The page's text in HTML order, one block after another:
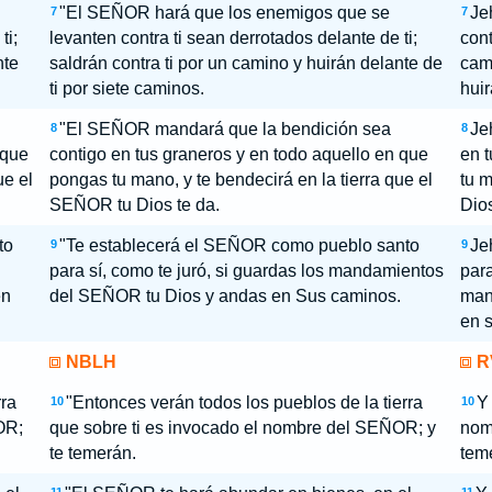
7 "El SEÑOR hará que los enemigos que se
levanten contra ti sean derrotados delante de ti;
saldrán contra ti por un camino y huirán delante de
ti por siete caminos.
7
el
8 "El SEÑOR mandará que la bendición sea
contigo en tus graneros y en todo aquello en que
pongas tu mano, y te bendecirá en la tierra que el
SEÑOR tu Dios te da.
8
en
tu
9 "Te establecerá el SEÑOR como pueblo santo
para sí, como te juró, si guardas los mandamientos
del SEÑOR tu Dios y andas en Sus caminos.
9
en
NBLH
10 "Entonces verán todos los pueblos de la tierra
que sobre ti es invocado el nombre del SEÑOR; y
te temerán.
10 Y